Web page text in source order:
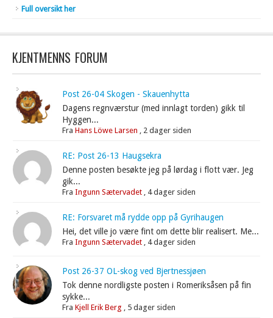
Full oversikt her
KJENTMENNS FORUM
Post 26-04 Skogen - Skauenhytta
Dagens regnværstur (med innlagt torden) gikk til
Hyggen...
FraHans Löwe Larsen 2 dager siden
RE: Post 26-13 Haugsekra
Denne posten besøkte jeg på lørdag i flott vær. Jeg
gik...
FraIngunn Sætervadet 4 dager siden
RE: Forsvaret må rydde opp på Gyrihaugen
Hei, det ville jo være fint om dette blir realisert. Me...
FraIngunn Sætervadet 4 dager siden
Post 26-37 OL-skog ved Bjertnessjøen
Tok denne nordligste posten i Romeriksåsen på fin
sykke...
FraKjell Erik Berg 5 dager siden